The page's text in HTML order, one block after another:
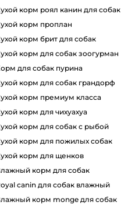
сухой корм роял канин для собак
сухой корм проплан
сухой корм брит для собак
сухой корм для собак зоогурман
корм для собак пурина
сухой корм для собак грандорф
сухой корм премиум класса
сухой корм для чихуахуа
сухой корм для собак с рыбой
сухой корм для пожилых собак
сухой корм для щенков
влажный корм для собак
royal canin для собак влажный
влажный корм monge для собак